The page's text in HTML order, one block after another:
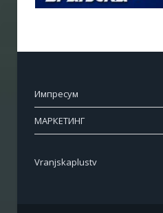
Импресум
МАРКЕТИНГ
Vranjskaplustv